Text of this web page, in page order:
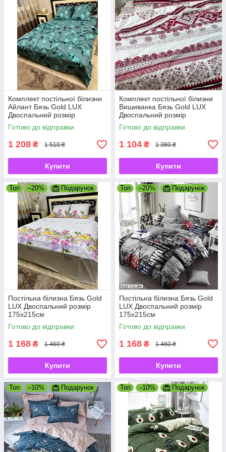
Комплект постільної білизни
Айлант Бязь Gold LUX
Двоспальний розмір
175х215см
Готово до відправки
1 208 ₴ 1 510 ₴
Купити
Комплект постільної білизни
Вишиванка Бязь Gold LUX
Двоспальний розмір
175х215см
Готово до відправки
1 104 ₴ 1 380 ₴
Купити
Топ –20% Подарунок
Постільна білизна Бязь Gold
LUX Двоспальний розмір
175х215см
Готово до відправки
1 168 ₴ 1 460 ₴
Купити
Топ –20% Подарунок
Постільна білизна Бязь Gold
LUX Двоспальний розмір
175х215см
Готово до відправки
1 168 ₴ 1 460 ₴
Купити
Топ –10% Подарунок Топ –10% Подарунок